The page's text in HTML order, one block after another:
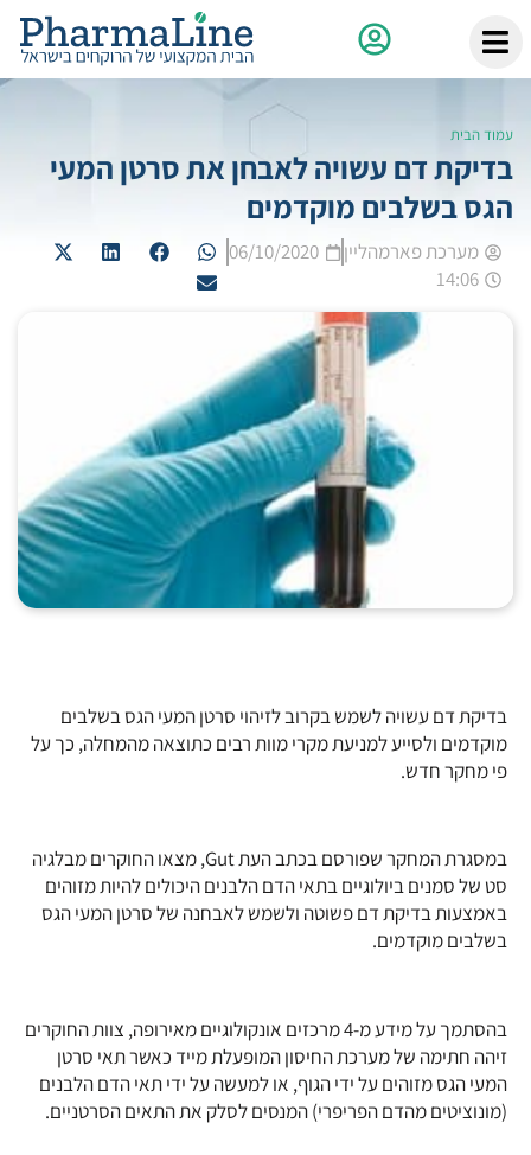
עמוד הבית
בדיקת דם עשויה לאבחן את סרטן המעי
הגס בשלבים מוקדמים
מערכת פארמהליין
06/10/2020
14:06
בדיקת דם עשויה לשמש בקרוב לזיהוי סרטן המעי הגס בשלבים
מוקדמים ולסייע למניעת מקרי מוות רבים כתוצאה מהמחלה, כך על
פי מחקר חדש.
במסגרת המחקר שפורסם בכתב העת Gut, מצאו החוקרים מבלגיה
סט של סמנים ביולוגיים בתאי הדם הלבנים היכולים להיות מזוהים
באמצעות בדיקת דם פשוטה ולשמש לאבחנה של סרטן המעי הגס
בשלבים מוקדמים.
בהסתמך על מידע מ-4 מרכזים אונקולוגיים מאירופה, צוות החוקרים
זיהה חתימה של מערכת החיסון המופעלת מייד כאשר תאי סרטן
המעי הגס מזוהים על ידי הגוף, או למעשה על ידי תאי הדם הלבנים
(מונוציטים מהדם הפריפרי) המנסים לסלק את התאים הסרטניים.